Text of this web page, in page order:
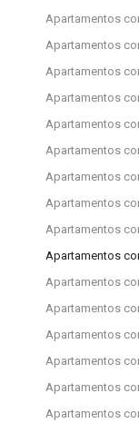
Apartamentos
Apartamentos
Apartamentos
Apartamentos
Apartamentos
Apartamentos
Apartamentos
Apartamentos
Apartamentos
Apartamentos
Apartamentos
Apartamentos
Apartamentos
Apartamentos
Apartamentos
Apartamentos